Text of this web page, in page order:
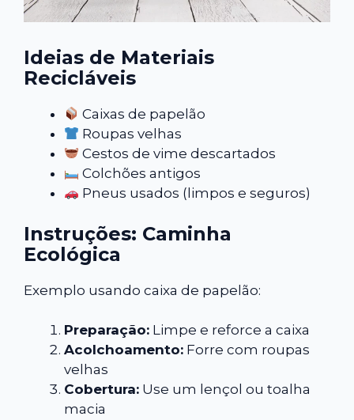
Ideias de Materiais
Recicláveis
Caixas de papelão
Roupas velhas
Cestos de vime descartados
Colchões antigos
Pneus usados (limpos e seguros)
Instruções: Caminha
Ecológica
Exemplo usando caixa de papelão:
Preparação: Limpe e reforce a caixa
Acolchoamento: Forre com roupas
velhas
Cobertura: Use um lençol ou toalha
macia